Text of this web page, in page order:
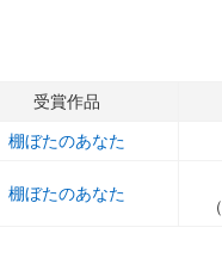
受賞作品
棚ぼたのあなた
棚ぼたのあなた